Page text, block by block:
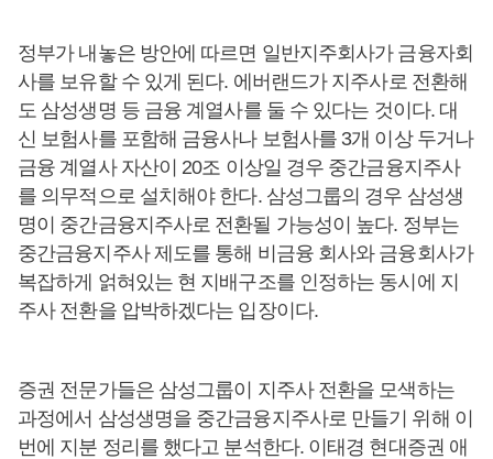
정부가 내놓은 방안에 따르면 일반지주회사가 금융자회
사를 보유할 수 있게 된다. 에버랜드가 지주사로 전환해
도 삼성생명 등 금융 계열사를 둘 수 있다는 것이다. 대
신 보험사를 포함해 금융사나 보험사를 3개 이상 두거나
금융 계열사 자산이 20조 이상일 경우 중간금융지주사
를 의무적으로 설치해야 한다. 삼성그룹의 경우 삼성생
명이 중간금융지주사로 전환될 가능성이 높다. 정부는
중간금융지주사 제도를 통해 비금융 회사와 금융회사가
복잡하게 얽혀있는 현 지배구조를 인정하는 동시에 지
주사 전환을 압박하겠다는 입장이다.
증권 전문가들은 삼성그룹이 지주사 전환을 모색하는
과정에서 삼성생명을 중간금융지주사로 만들기 위해 이
번에 지분 정리를 했다고 분석한다. 이태경 현대증권 애